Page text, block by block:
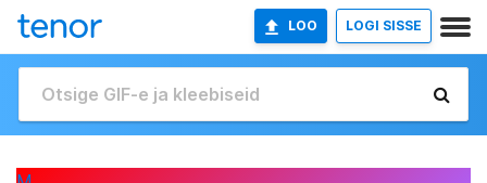
LOO LOGI SISSE